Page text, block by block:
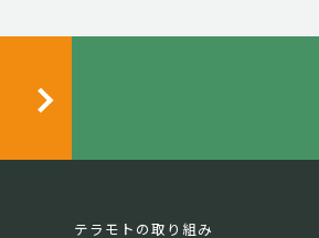
テラモトの取り組み